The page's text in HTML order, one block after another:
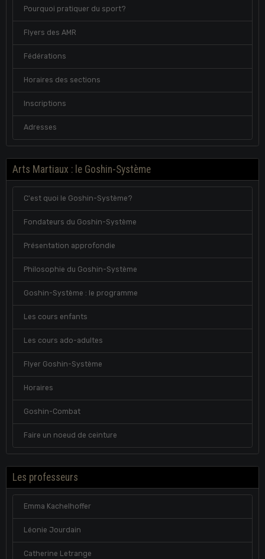
Pourquoi pratiquer du sport?
Flyers des AMR
Fédérations
Horaires des sections
Inscriptions
Adresses
Arts Martiaux : le Goshin-Système
C'est quoi le Goshin-Système?
Fondateurs du Goshin-Système
Présentation approfondie
Philosophie du Goshin-Système
Goshin-Système : le programme
Les cours enfants
Les cours ado-adultes
Flyer Goshin-Système
Horaires
Goshin-Combat
Faire un noeud de ceinture
Les professeurs
Emma Kachelhoffer
Léonie Jourdain
Catherine Letrange